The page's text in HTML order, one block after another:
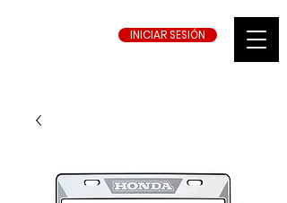
INICIAR SESIÓN